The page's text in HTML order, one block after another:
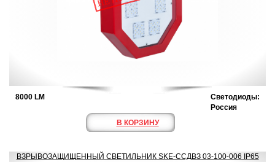
8000 LM
Светодиоды:
Россия
В КОРЗИНУ
ВЗРЫВОЗАЩИЩЕННЫЙ СВЕТИЛЬНИК SKE-ССДВЗ 03-100-006 IP65